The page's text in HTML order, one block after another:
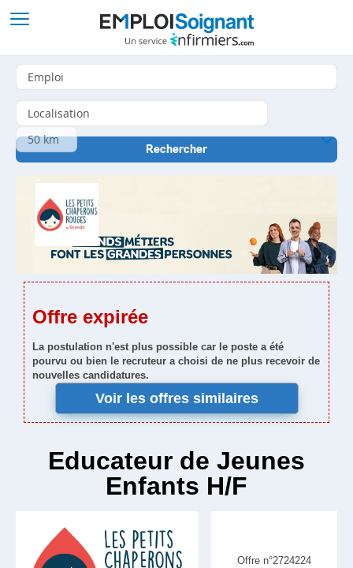
Offre expirée
La postulation n'est plus possible car le poste a été
pourvu ou bien le recruteur a choisi de ne plus recevoir de
nouvelles candidatures.
Voir les offres similaires
Educateur de Jeunes
Enfants H/F
Offre n°2724224